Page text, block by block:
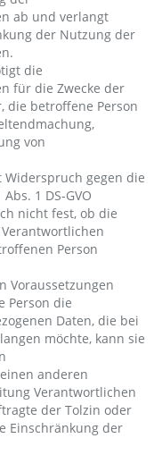
ab und verlangt
der Nutzung der
die
für die Zwecke der
die betroffene Person
von
gegen die
1 DS-GVO
nicht fest, ob die
Person
Voraussetzungen
Person die
Daten, die bei
möchte, kann sie
anderen
Verantwortlichen
der Tolzin oder
Einschränkung der